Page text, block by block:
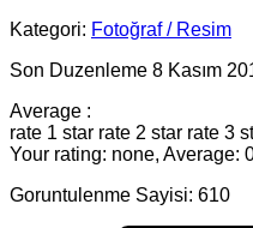
Kategori: Fotoğraf / Resim
Son Duzenleme 8 Kasım
Average :
rate 1 star rate 2 star rate 3
Your rating: none, Average:
Goruntulenme Sayisi: 610